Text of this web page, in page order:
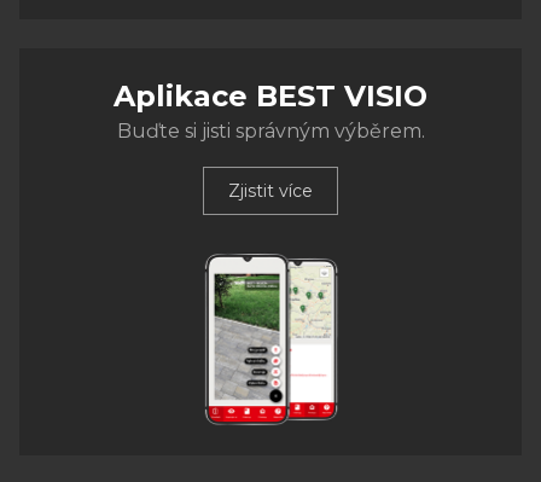
Aplikace BEST VISIO
Buďte si jisti správným výběrem.
Zjistit více